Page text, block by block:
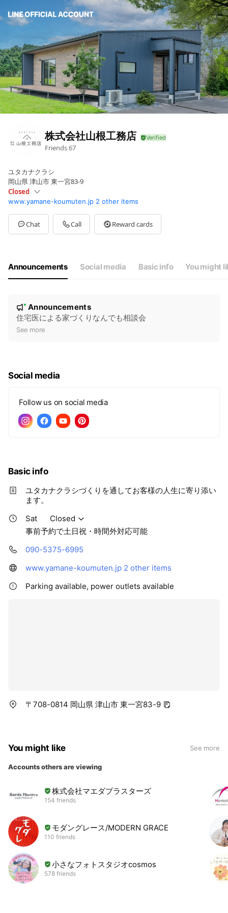
株式会社山根工務店
Friends67
ユタカナクラシ
岡山県 津山市 東一宮83-9
Closed
SunClosed
Mon08:00 - 17:00
Tue08:00 - 17:00
Wed08:00 - 17:00
事前予約で土日祝・時間外対応可能
www.yamane-koumuten.jp 2 other items
Chat Call Reward cards
Announcements Social media Basic info You might
e
New
Announcements
住宅医による家づくりなんでも相談会
See more
Social media
Follow us on social media
Basic info
ユタカナクラシづくりを通してお客様の人生に寄り添い
ます。
Sat
Closed
事前予約で土日祝・時間外対応可能
090-5375-6995
www.yamane-koumuten.jp 2 other items
Parking available, power outlets available
〒708-0814 岡山県 津山市 東一宮83-9
You might like See more
Accounts others are viewing
株式会社マエダプラスターズ
154 friends
モダングレース/MODERN GRACE
110 friends
小さなフォトスタジオcosmos
578 friends